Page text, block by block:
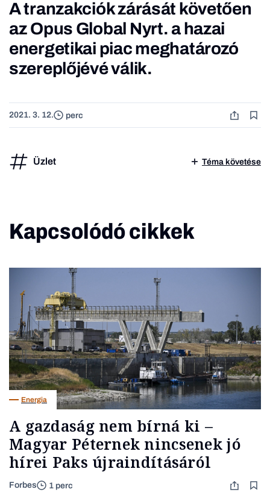
A tranzakciók zárását követően
az Opus Global Nyrt. a hazai
energetikai piac meghatározó
szereplőjévé válik.
2021. 3. 12. perc
Üzlet Téma követése
Kapcsolódó cikkek
Energia
A gazdaság nem bírná ki –
Magyar Péternek nincsenek jó
hírei Paks újraindításáról
Forbes 1 perc